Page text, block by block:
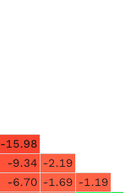
-15.98
-9.34 -2.19
-6.70 -1.69 -1.19